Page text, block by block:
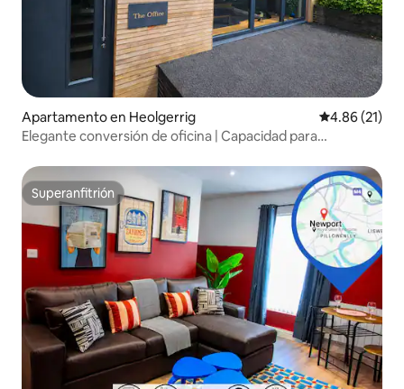
Apartamento en Heolgerrig Calificación
4.86 (21)
Elegante conversión de oficina | Capacidad para
Superanfitrión
Superanfitrión